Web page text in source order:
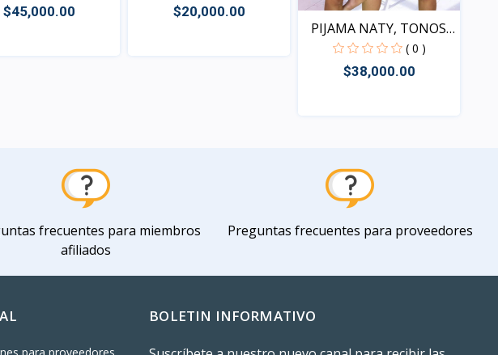
$45,000.00 $20,000.00
PIJAMA NATY, TONOS
SURT...
( 0 )
$38,000.00
frecuentes para miembros
afiliados
Preguntas frecuentes para proveedores
BOLETIN INFORMATIVO